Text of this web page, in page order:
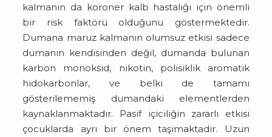
kalmanın da koroner kalb hastalığı için önemli
bir risk faktörü olduğunu göstermektedir.
Dumana maruz kalmanın olumsuz etkisi sadece
dumanın kendisinden değil, dumanda bulunan
karbon monoksid, nikotin, polisiklik aromatik
hidokarbonlar, ve belki de tamamı
gösterilememiş dumandaki elementlerden
kaynaklanmaktadır. Pasif içiciliğin zararlı etkisi
çocuklarda ayrı bir önem taşımaktadır. Uzun